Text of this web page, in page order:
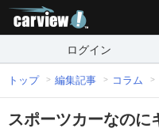
ログイン
トップ 編集記事 コラム
スポーツカーなのに